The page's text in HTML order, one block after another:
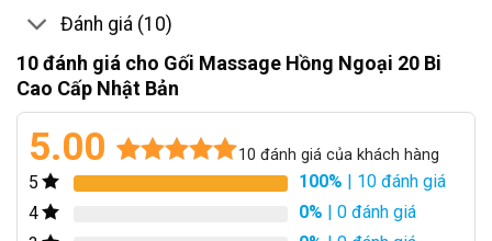
Đánh giá (10)
10 đánh giá cho Gối Massage Hồng Ngoại 20 Bi
Cao Cấp Nhật Bản
5.00 10 đánh giá của khách hàng
5 100% | 10 đánh giá
4
0% | 0 đánh giá